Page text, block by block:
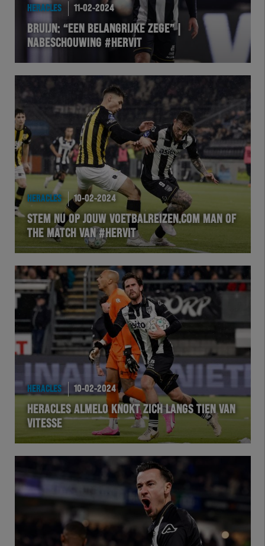
HERACLES 11-02-2024
BRUIJN: “EEN BELANGRIJKE ZEGE” |
NABESCHOUWING #HERVIT
HERACLES 10-02-2024
STEM NU OP JOUW VOETBALREIZEN.COM MAN OF
THE MATCH VAN #HERVIT
HERACLES 10-02-2024
HERACLES ALMELO KNOKT ZICH LANGS TIEN VAN
VITESSE